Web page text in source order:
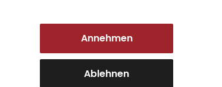
Login KundenportalAnnehmen
Ablehnen